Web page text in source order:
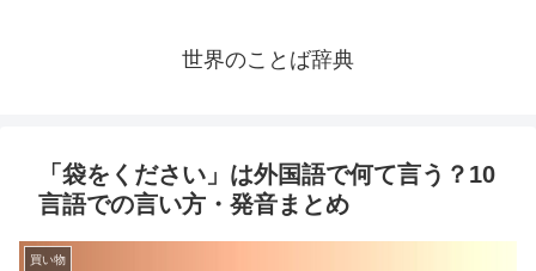
世界のことば辞典
「袋をください」は外国語で何て言う？10
言語での言い方・発音まとめ
買い物